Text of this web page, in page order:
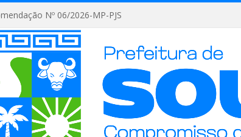
Nº 06/2026-MP-PJS